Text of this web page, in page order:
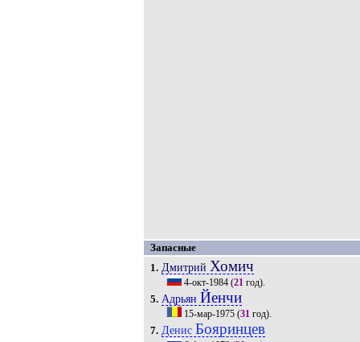
Запасные
1. Дмитрий Хомич
4-окт-1984(21год).
5. Адрьян Йенчи
15-мар-1975(31год).
7. Денис Бояринцев